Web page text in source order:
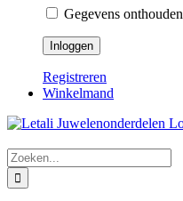
Gegevens onthouden
Registreren
Winkelmand
Zoeken
naar: